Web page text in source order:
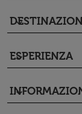
keyboard_arrow_down
ESPERIENZA
keyboard_arrow_down
keyboard_arrow_down